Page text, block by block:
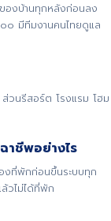
งบ้านทุกหลังก่อนลง
มีทีมงานคนไทยดูแล
วนรีสอร์ต โรงแรม โฮม
ชีพอย่างไร
งที่พักก่อนขึ้นระบบทุก
วไม่ได้ที่พัก